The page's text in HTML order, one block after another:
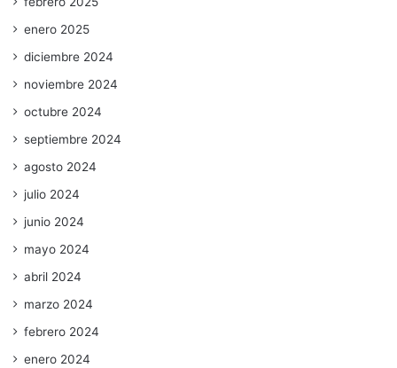
enero 2025
diciembre 2024
noviembre 2024
octubre 2024
septiembre 2024
agosto 2024
julio 2024
junio 2024
mayo 2024
abril 2024
marzo 2024
febrero 2024
enero 2024